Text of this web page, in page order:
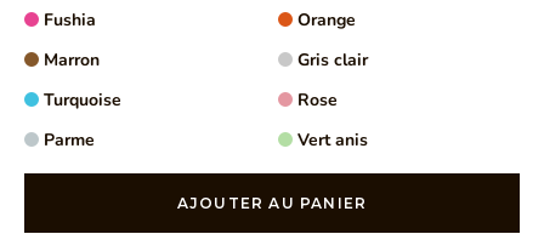
Fushia
Orange
Marron
Gris clair
Turquoise
Rose
Parme
Vert anis
AJOUTER AU PANIER